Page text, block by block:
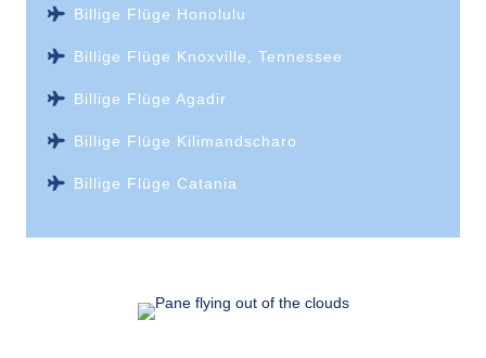
Billige Flüge Honolulu
Billige Flüge Knoxville, Tennessee
Billige Flüge Agadir
Billige Flüge Kilimandscharo
Billige Flüge Catania